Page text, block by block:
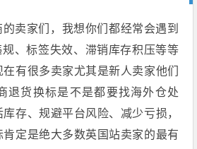
卖家们，我想你们都经常会遇到
、标签失效、滞销库存积压等等
有很多卖家尤其是新人卖家他们
退货换标是不是都要找海外仓处
存、规避平台风险、减少亏损，
定是绝大多数英国站卖家的最有